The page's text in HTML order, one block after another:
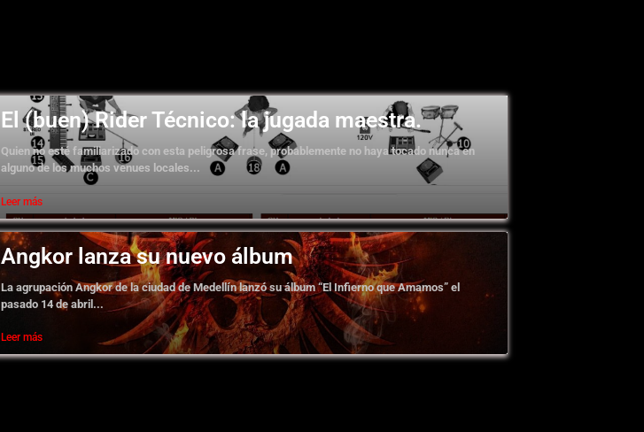
El (buen) Rider Técnico: la jugada maestra.
Quien no esté familiarizado con esta peligrosa frase, probablemente no haya tocado nunca en
alguno de los muchos venues locales...
Leer más
Angkor lanza su nuevo álbum
La agrupación Angkor de la ciudad de Medellín lanzó su álbum “El Infierno que Amamos” el
pasado 14 de abril...
Leer más